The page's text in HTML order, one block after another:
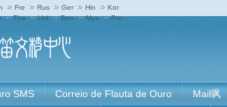
Fre Rus Ger Hin
Kor
Tha Urd Ben Mya
Por
SMS Correio de Flauta de Ouro Mail飒